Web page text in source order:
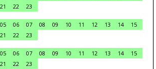
21 22
23
05 06 07 08 09 10 11 12 13 14
15
21 22
23
05 06 07 08 09 10 11 12 13 14
15
21 22
23